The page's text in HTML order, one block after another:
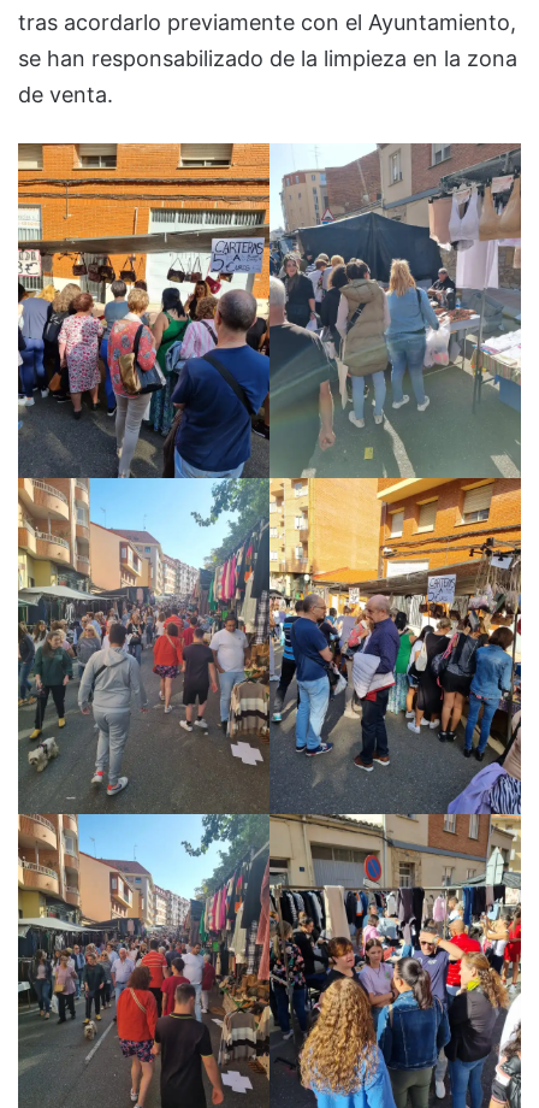
tras acordarlo previamente con el Ayuntamiento,
se han responsabilizado de la limpieza en la zona
de venta.